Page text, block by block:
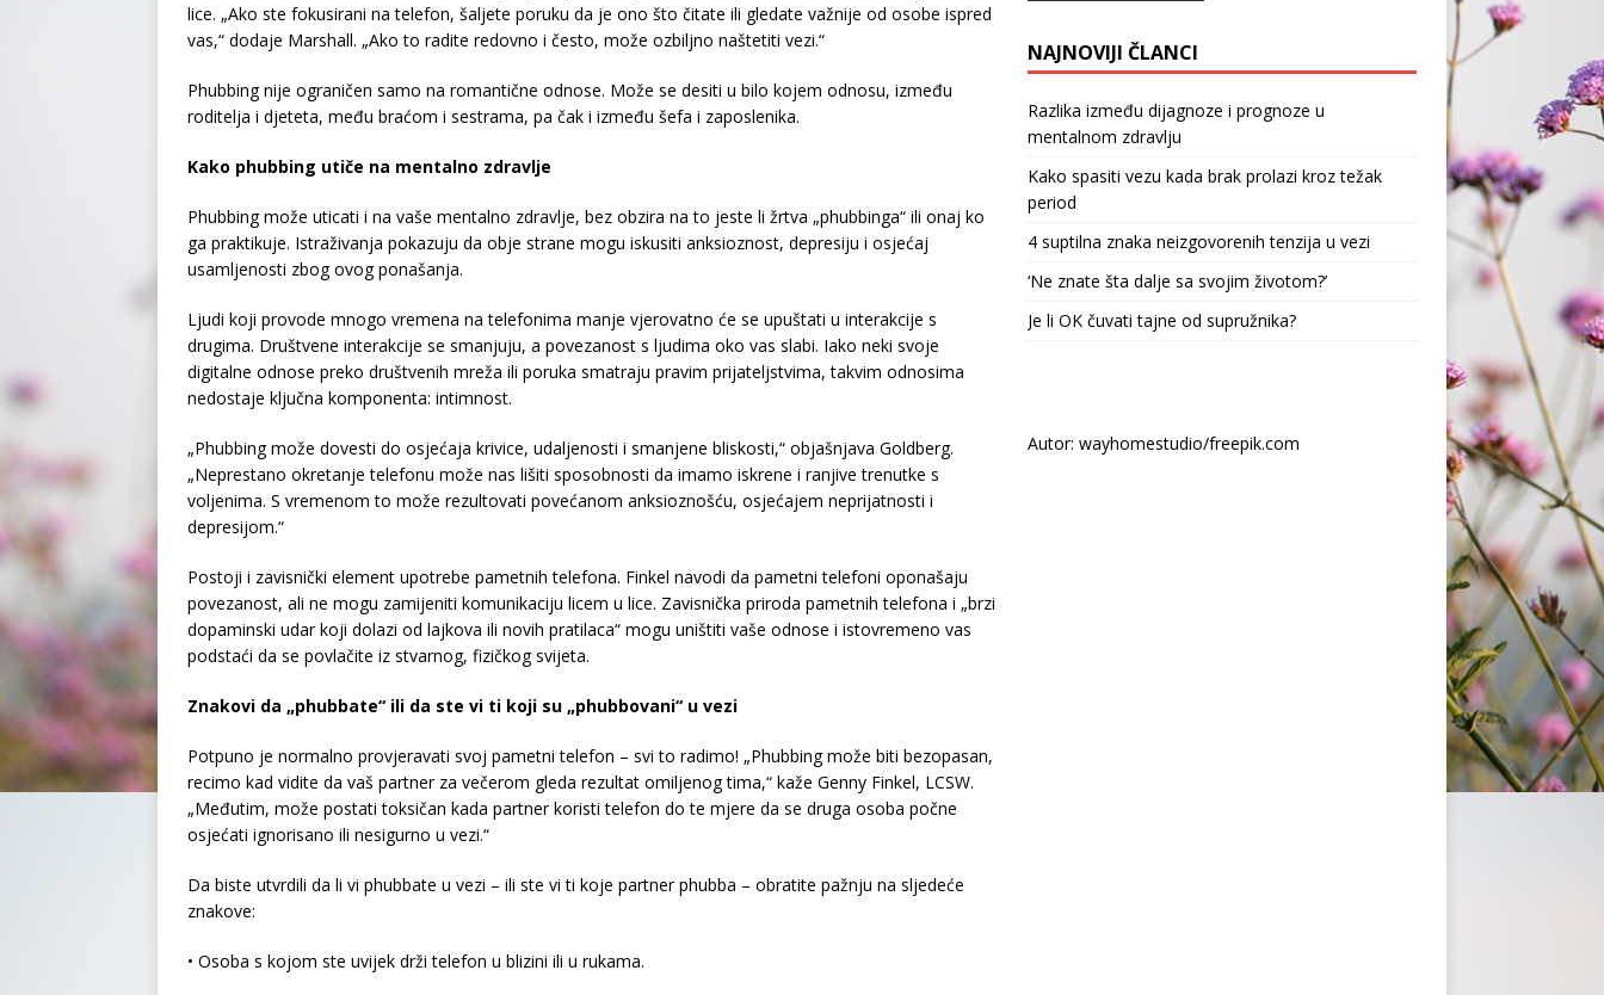
lice. „Ako ste fokusirani na telefon, šaljete poruku da je ono što čitate ili gledate važnije od osobe ispred
vas,“ dodaje Marshall. „Ako to radite redovno i često, može ozbiljno naštetiti vezi.“
Phubbing nije ograničen samo na romantične odnose. Može se desiti u bilo kojem odnosu, između
roditelja i djeteta, među braćom i sestrama, pa čak i između šefa i zaposlenika.
Kako phubbing utiče na mentalno zdravlje
Phubbing može uticati i na vaše mentalno zdravlje, bez obzira na to jeste li žrtva „phubbinga“ ili onaj ko
ga praktikuje. Istraživanja pokazuju da obje strane mogu iskusiti anksioznost, depresiju i osjećaj
usamljenosti zbog ovog ponašanja.
Ljudi koji provode mnogo vremena na telefonima manje vjerovatno će se upuštati u interakcije s
drugima. Društvene interakcije se smanjuju, a povezanost s ljudima oko vas slabi. Iako neki svoje
digitalne odnose preko društvenih mreža ili poruka smatraju pravim prijateljstvima, takvim odnosima
nedostaje ključna komponenta: intimnost.
„Phubbing može dovesti do osjećaja krivice, udaljenosti i smanjene bliskosti,“ objašnjava Goldberg.
„Neprestano okretanje telefonu može nas lišiti sposobnosti da imamo iskrene i ranjive trenutke s
voljenima. S vremenom to može rezultovati povećanom anksioznošću, osjećajem neprijatnosti i
depresijom.“
Postoji i zavisnički element upotrebe pametnih telefona. Finkel navodi da pametni telefoni oponašaju
povezanost, ali ne mogu zamijeniti komunikaciju licem u lice. Zavisnička priroda pametnih telefona i „brzi
dopaminski udar koji dolazi od lajkova ili novih pratilaca“ mogu uništiti vaše odnose i istovremeno vas
podstaći da se povlačite iz stvarnog, fizičkog svijeta.
Znakovi da „phubbate“ ili da ste vi ti koji su „phubbovani“ u vezi
Potpuno je normalno provjeravati svoj pametni telefon – svi to radimo! „Phubbing može biti bezopasan,
recimo kad vidite da vaš partner za večerom gleda rezultat omiljenog tima,“ kaže Genny Finkel, LCSW.
„Međutim, može postati toksičan kada partner koristi telefon do te mjere da se druga osoba počne
osjećati ignorisano ili nesigurno u vezi.“
Da biste utvrdili da li vi phubbate u vezi – ili ste vi ti koje partner phubba – obratite pažnju na sljedeće
znakove:
• Osoba s kojom ste uvijek drži telefon u blizini ili u rukama.
NAJNOVIJI ČLANCI
Razlika između dijagnoze i prognoze u
mentalnom zdravlju
Kako spasiti vezu kada brak prolazi kroz težak
period
4 suptilna znaka neizgovorenih tenzija u vezi
‘Ne znate šta dalje sa svojim životom?’
Je li OK čuvati tajne od supružnika?
Autor: wayhomestudio/freepik.com